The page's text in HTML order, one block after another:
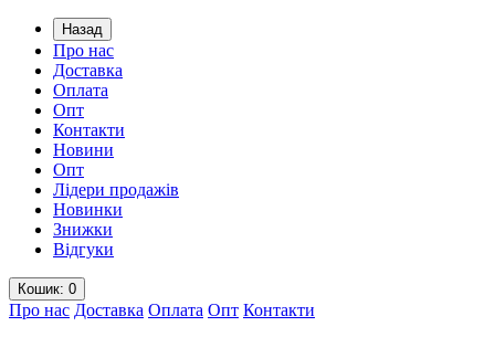
Назад
Про нас
Доставка
Оплата
Опт
Контакти
Новини
Опт
Лідери продажів
Новинки
Знижки
Відгуки
Кошик: 0
Про нас Доставка Оплата Опт Контакти